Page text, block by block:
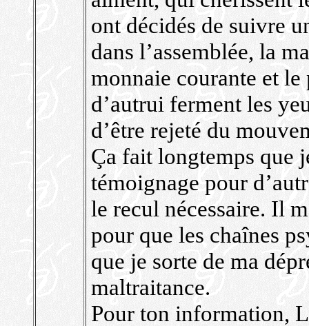
ont décidés de suivre
dans l’assemblée, la
monnaie courante et le
d’autrui ferment les
d’être rejeté du
Ça fait longtemps que
témoignage pour
le recul nécessaire. Il
pour que les chaînes
que je sorte de ma
maltraitance.
Pour ton information,